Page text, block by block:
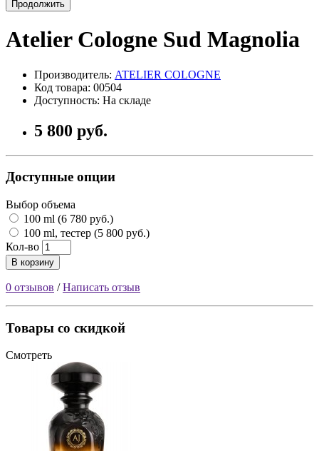
Продолжить
Atelier Cologne Sud Magnolia
Производитель: ATELIER COLOGNE
Код товара: 00504
Доступность: На складе
5 800 руб.
Доступные опции
Выбор объема
100 ml (6 780 руб.)
100 ml, тестер (5 800 руб.)
Кол-во
В корзину
0 отзывов /Написать отзыв
Товары со скидкой
Смотреть